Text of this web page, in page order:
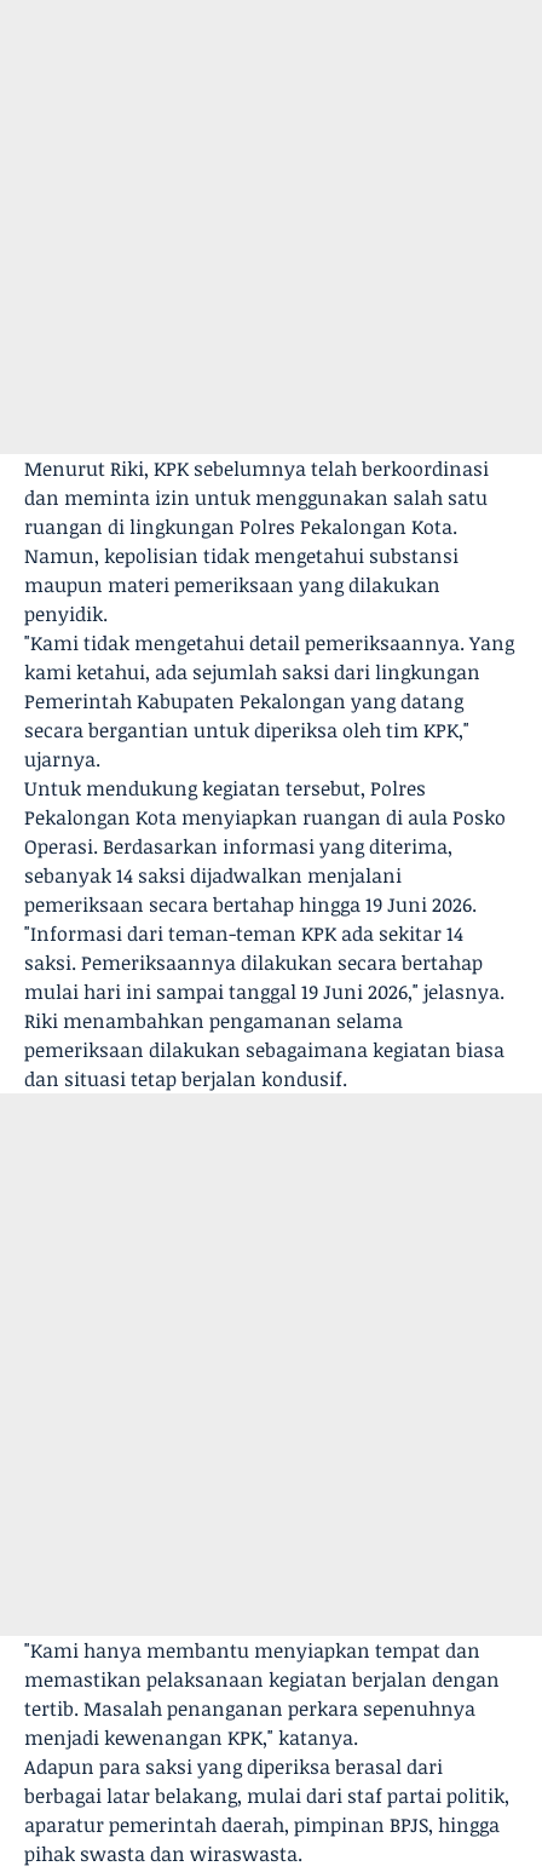
Menurut Riki, KPK sebelumnya telah berkoordinasi
dan meminta izin untuk menggunakan salah satu
ruangan di lingkungan Polres Pekalongan Kota.
Namun, kepolisian tidak mengetahui substansi
maupun materi pemeriksaan yang dilakukan
penyidik.
"Kami tidak mengetahui detail pemeriksaannya. Yang
kami ketahui, ada sejumlah saksi dari lingkungan
Pemerintah Kabupaten Pekalongan yang datang
secara bergantian untuk diperiksa oleh tim KPK,"
ujarnya.
Untuk mendukung kegiatan tersebut, Polres
Pekalongan Kota menyiapkan ruangan di aula Posko
Operasi. Berdasarkan informasi yang diterima,
sebanyak 14 saksi dijadwalkan menjalani
pemeriksaan secara bertahap hingga 19 Juni 2026.
"Informasi dari teman-teman KPK ada sekitar 14
saksi. Pemeriksaannya dilakukan secara bertahap
mulai hari ini sampai tanggal 19 Juni 2026," jelasnya.
Riki menambahkan pengamanan selama
pemeriksaan dilakukan sebagaimana kegiatan biasa
dan situasi tetap berjalan kondusif.
"Kami hanya membantu menyiapkan tempat dan
memastikan pelaksanaan kegiatan berjalan dengan
tertib. Masalah penanganan perkara sepenuhnya
menjadi kewenangan KPK," katanya.
Adapun para saksi yang diperiksa berasal dari
berbagai latar belakang, mulai dari staf partai politik,
aparatur pemerintah daerah, pimpinan BPJS, hingga
pihak swasta dan wiraswasta.